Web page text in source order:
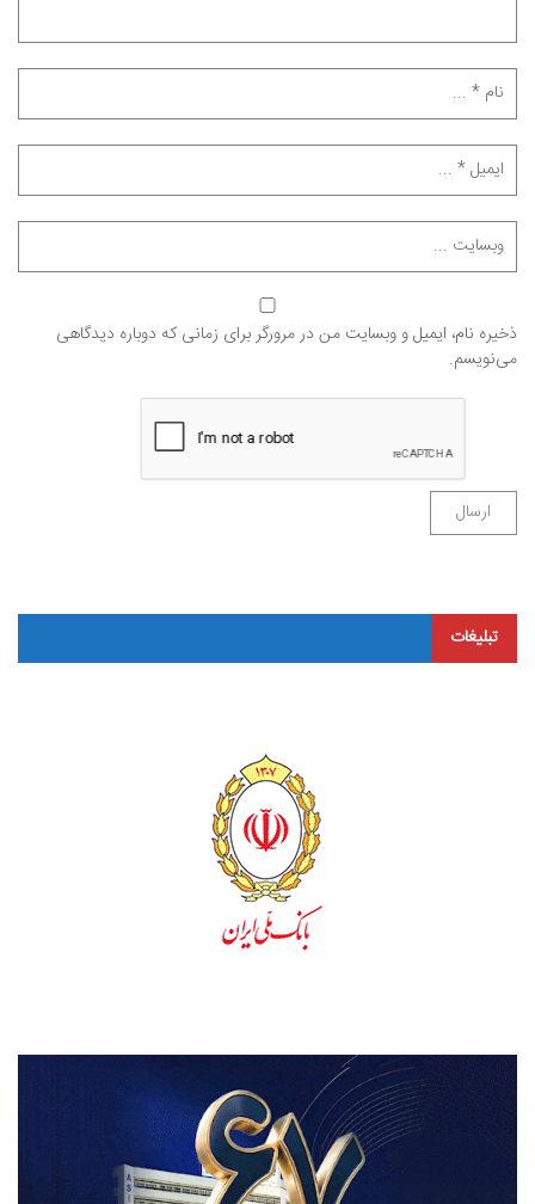
ذخیره نام، ایمیل و وبسایت من در مرورگر برای زمانی که دوباره دیدگاهی
می‌نویسم.
تبلیغات